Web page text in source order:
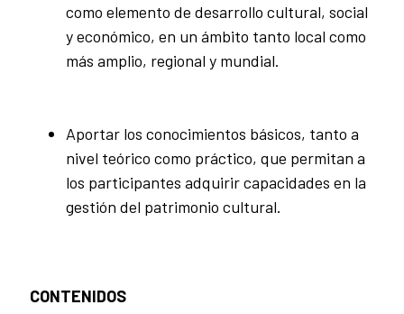
como elemento de desarrollo cultural, social
y económico, en un ámbito tanto local como
más amplio, regional y mundial.
Aportar los conocimientos básicos, tanto a
nivel teórico como práctico, que permitan a
los participantes adquirir capacidades en la
gestión del patrimonio cultural.
CONTENIDOS